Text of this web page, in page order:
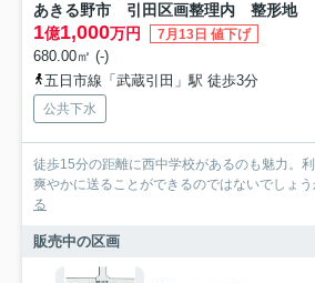
あきる野市 引田区画整理内 整形地
1億1,000万円 7月13日 値下げ
680.00㎡ (-)
五日市線「武蔵引田」駅 徒歩3分
公共下水
徒歩15分の距離に西中学校があるのも魅力。
爽やかに送ることができるのではないでしょ
る
販売中の区画